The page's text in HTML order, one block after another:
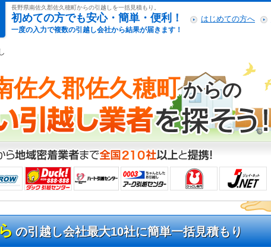
長野県南佐久郡佐久穂町からの引越しを一括見積もり。
引越し見積もりex
初めての方でも安心・簡単・便利！
一度の入力で複数の引越し会社から結果が届きます！
はじめての方へ
佐久郡佐久穂町からの
の引越し会社最大10社に簡単一括見積もり